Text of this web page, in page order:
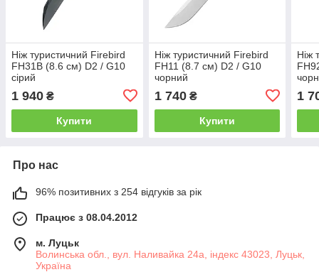
Ніж туристичний Firebird
FH31B (8.6 см) D2 / G10
сірий
1 940 ₴
Купити
Ніж туристичний Firebird
FH11 (8.7 см) D2 / G10
чорний
1 740₴
Купити
Ніж
1
Про нас
96% позитивних з 254 відгуків за рік
Працює з 08.04.2012
м. Луцьк
Волинська обл., вул. Наливайка 24а, індекс 43023, Луцьк,
Україна